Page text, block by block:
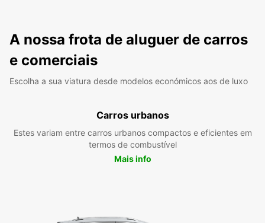
A nossa frota de aluguer de carros
e comerciais
Escolha a sua viatura desde modelos económicos aos de luxo
Carros urbanos
Estes variam entre carros urbanos compactos e eficientes em
termos de combustível
Mais info